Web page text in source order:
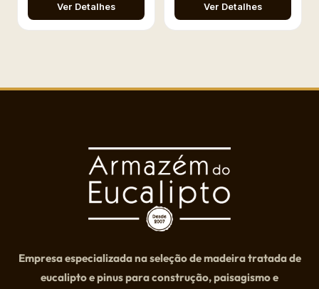
Ver Detalhes Ver Detalhes
Empresa especializada na seleção de madeira tratada de
eucalipto e pinus para construção, paisagismo e